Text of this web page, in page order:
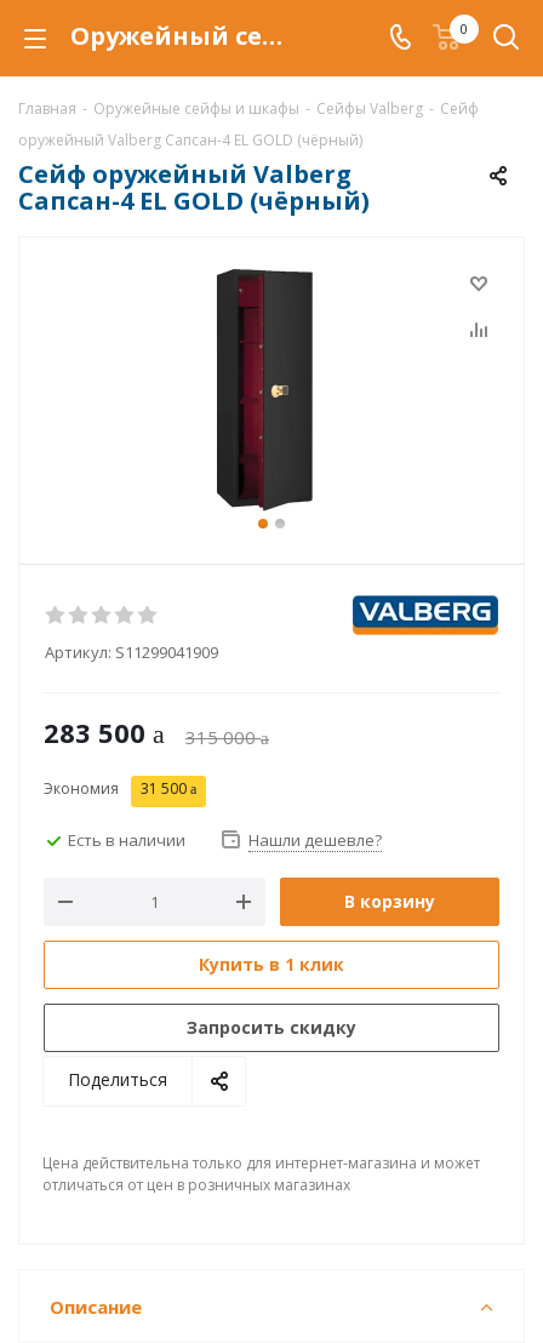
Оружейный сейф Valberg Сапсан-4 EL GOLD (чёрный), сейф Сапсан-4 EL GOLD (чёрный) купить со скидкой по выгодной цене в интернет-магазине ValbergSafe.ru 0
Главная - Оружейные сейфы и шкафы - Сейфы Valberg - Сейф
оружейный Valberg Сапсан-4 EL GOLD (чёрный)
Сейф оружейный Valberg
Сапсан-4 EL GOLD (чёрный)
Артикул: S11299041909
283 500 315 000
Экономия 31 500
Есть в наличии Нашли дешевле?
В корзину
Купить в 1 клик
Запросить скидку
Поделиться
Цена действительна только для интернет-магазина и может
отличаться от цен в розничных магазинах
Описание